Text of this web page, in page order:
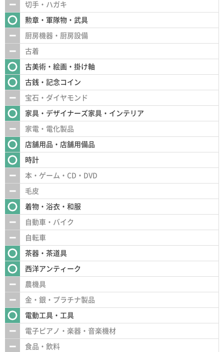
切手・ハガキ
勲章・軍隊物・武具
厨房機器・厨房設備
古着
古美術・絵画・掛け軸
古銭・記念コイン
宝石・ダイヤモンド
家具・デザイナーズ家具・インテリア
家電・電化製品
店舗用品・店舗用備品
時計
本・ゲーム・CD・DVD
毛皮
着物・浴衣・和服
自動車・バイク
自転車
茶器・茶道具
西洋アンティーク
農機具
金・銀・プラチナ製品
電動工具・工具
電子ピアノ・楽器・音楽機材
食品・飲料